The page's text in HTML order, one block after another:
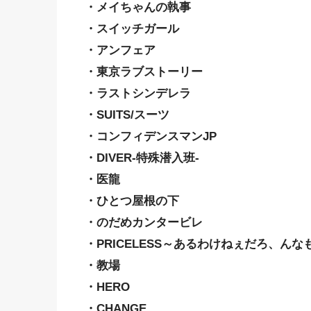
・メイちゃんの執事
・スイッチガール
・アンフェア
・東京ラブストーリー
・ラストシンデレラ
・SUITS/スーツ
・コンフィデンスマンJP
・DIVER-特殊潜入班-
・医龍
・ひとつ屋根の下
・のだめカンタービレ
・PRICELESS～あるわけねぇだろ、んな
・教場
・HERO
・CHANGE